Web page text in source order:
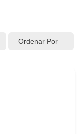
Ordenar Por